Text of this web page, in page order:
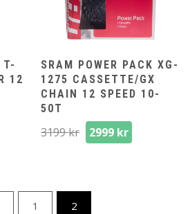
T-
12
SRAM POWER PACK XG-
1275 CASSETTE/GX
CHAIN 12 SPEED 10-
50T
3199kr
Det
ursprungliga
3199 kr.
2999 kr
1 2